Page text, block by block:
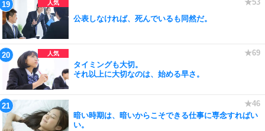
公表しなければ、死んでいるも同然だ。
タイミングも大切。
それ以上に大切なのは、始める早さ。
暗い時期は、暗いからこそできる仕事に専念すればい
い。